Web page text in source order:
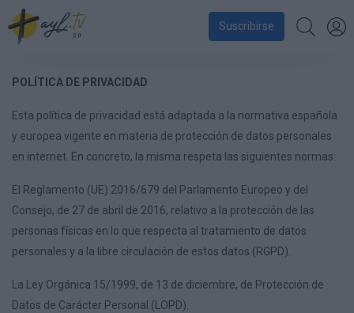
Suscribirse
POLÍTICA DE PRIVACIDAD
Esta política de privacidad está adaptada a la normativa española
y europea vigente en materia de protección de datos personales
en internet. En concreto, la misma respeta las siguientes normas:
El Reglamento (UE) 2016/679 del Parlamento Europeo y del
Consejo, de 27 de abril de 2016, relativo a la protección de las
personas físicas en lo que respecta al tratamiento de datos
personales y a la libre circulación de estos datos (RGPD).
La Ley Orgánica 15/1999, de 13 de diciembre, de Protección de
Datos de Carácter Personal (LOPD).